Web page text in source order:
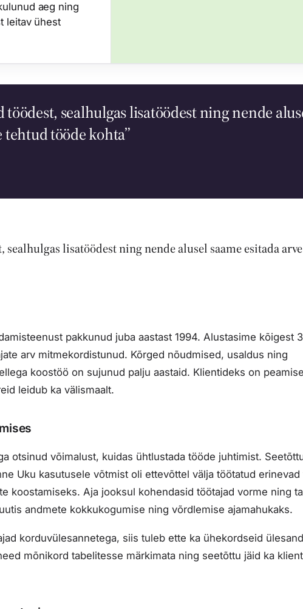
aeg ning
leitav ühest
töödest, sealhulgas lisatöödest ning nende
tööde kohta”
sealhulgas lisatöödest ning nende alusel saame esitada
pakkunud juba aastast 1994. Alustasime kõigest 3
arv mitmekordistunud. Kõrged nõudmised, usaldus ning
koostöö on sujunud palju aastaid. Klientideks on
leidub ka välismaalt.
otsinud võimalust, kuidas ühtlustada tööde juhtimist.
Uku kasutusele võtmist oli ettevõttel välja töötatud erinevad
koostamiseks. Aja jooksul kohendasid töötajad vorme ning
andmete kokkukogumise ning võrdlemise ajamahukaks.
korduvülesannetega, siis tuleb ette ka ühekordseid
mõnikord tabelitesse märkimata ning seetõttu jäid ka